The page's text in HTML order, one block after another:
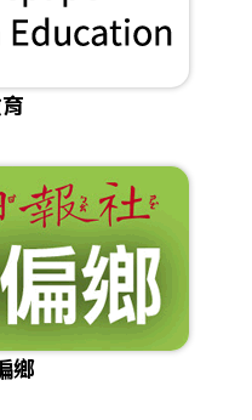
鄉